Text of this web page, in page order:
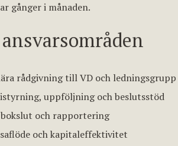
gånger i månaden.
rådgivning till VD och ledningsgrupp
uppföljning och beslutsstöd
och rapportering
och kapitaleffektivitet